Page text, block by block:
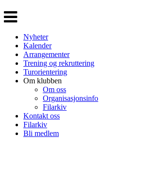
Veksle
navigasjon
Nyheter
Kalender
Arrangementer
Trening og rekruttering
Turorientering
Om klubben
Om oss
Organisasjonsinfo
Filarkiv
Kontakt oss
Filarkiv
Bli medlem